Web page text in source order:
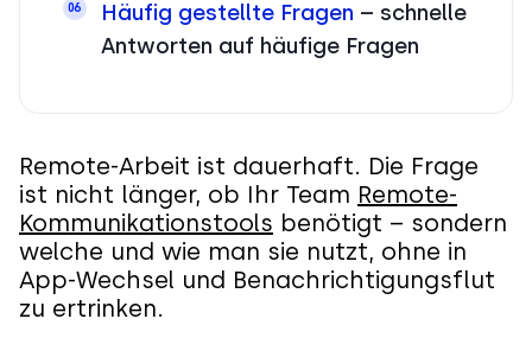
06 Häufig gestellte Fragen – schnelle
Antworten auf häufige Fragen
Remote-Arbeit ist dauerhaft. Die Frage
ist nicht länger, ob Ihr Team Remote-
Kommunikationstools benötigt – sondern
welche und wie man sie nutzt, ohne in
App-Wechsel und Benachrichtigungsflut
zu ertrinken.